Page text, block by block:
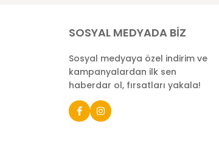
SOSYAL MEDYADA BİZ
Sosyal medyaya özel indirim ve
kampanyalardan ilk sen
haberdar ol, fırsatları yakala!